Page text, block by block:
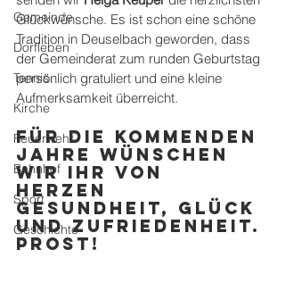
Gemeinde
Dorfleben
Tennis
Kirche
Feuerwehr
Bahnhof
Sport
Geschichte
Glückwünsche. Es ist schon eine schöne
Tradition in Deuselbach geworden, dass
der Gemeinderat zum runden Geburtstag
persönlich gratuliert und eine kleine
Aufmerksamkeit überreicht.
Für die kommenden
Jahre wünschen
wir Ihr von
Herzen
Gesundheit, Glück
und Zufriedenheit.
Prost!